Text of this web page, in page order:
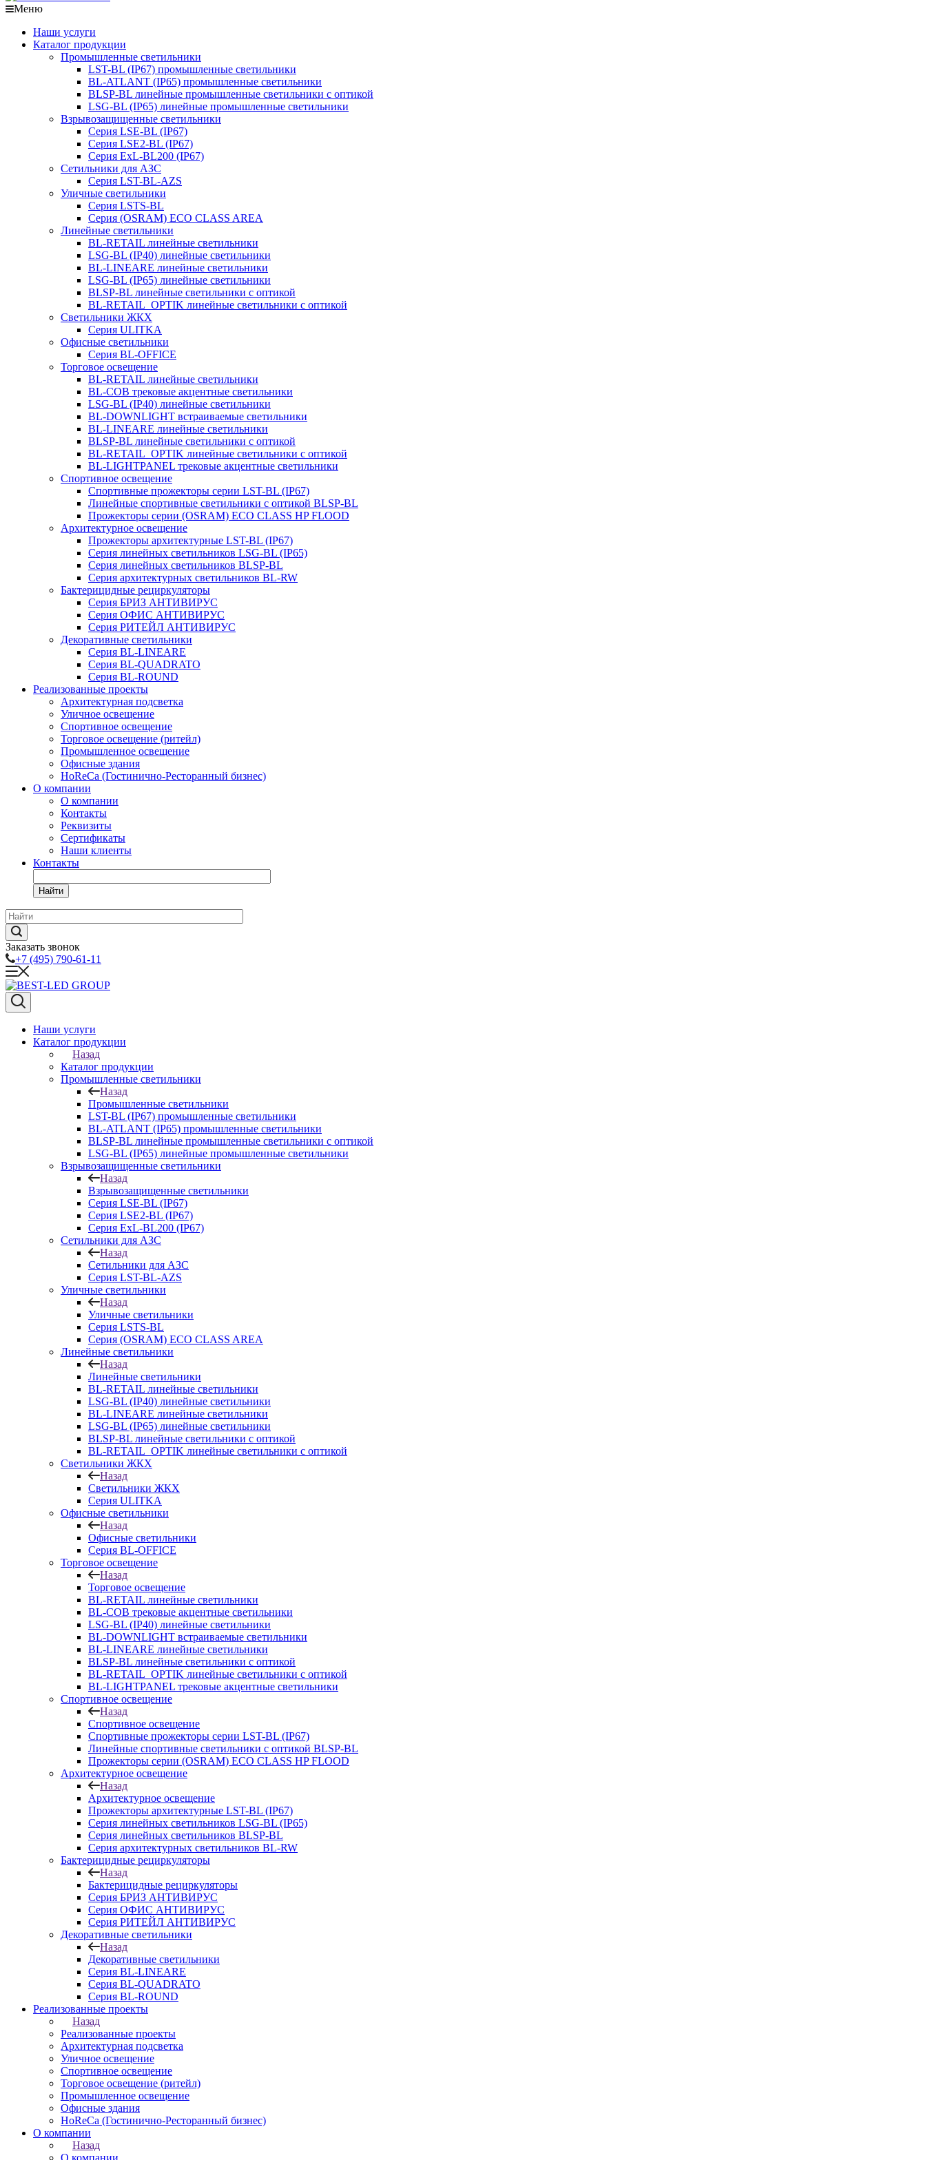
Меню
Наши услуги
Каталог продукции
Промышленные светильники
LST-BL (IP67) промышленные светильники
BL-ATLANT (IP65) промышленные светильники
BLSP-BL линейные промышленные светильники с оптикой
LSG-BL (IP65) линейные промышленные светильники
Взрывозащищенные светильники
Серия LSE-BL (IP67)
Серия LSE2-BL (IP67)
Серия ExL-BL200 (IP67)
Сетильники для АЗС
Серия LST-BL-AZS
Уличные светильники
Серия LSTS-BL
Серия (ОSRAM) ECO CLASS AREA
Линейные светильники
BL-RETAIL линейные светильники
LSG-BL (IP40) линейные светильники
BL-LINEARE линейные светильники
LSG-BL (IP65) линейные светильники
BLSP-BL линейные светильники с оптикой
BL-RETAIL_OPTIK линейные светильники с оптикой
Светильники ЖКХ
Серия ULITKA
Офисные светильники
Серия BL-OFFICE
Торговое освещение
BL-RETAIL линейные светильники
BL-COB трековые акцентные светильники
LSG-BL (IP40) линейные светильники
BL-DOWNLIGHT встраиваемые светильники
BL-LINEARE линейные светильники
BLSP-BL линейные светильники с оптикой
BL-RETAIL_OPTIK линейные светильники с оптикой
BL-LIGHTPANEL трековые акцентные светильники
Спортивное освещение
Спортивные прожекторы серии LST-BL (IP67)
Линейные спортивные светильники с оптикой BLSP-BL
Прожекторы серии (OSRAM) ECO CLASS HP FLOOD
Архитектурное освещение
Прожекторы архитектурные LST-BL (IP67)
Серия линейных светильников LSG-BL (IP65)
Серия линейных светильников BLSP-BL
Серия архитектурных светильников BL-RW
Бактерицидные рециркуляторы
Серия БРИЗ АНТИВИРУС
Серия ОФИС АНТИВИРУС
Серия РИТЕЙЛ АНТИВИРУС
Декоративные светильники
Серия BL-LINEARE
Серия BL-QUADRATO
Серия BL-ROUND
Реализованные проекты
Архитектурная подсветка
Уличное освещение
Спортивное освещение
Торговое освещение (ритейл)
Промышленное освещение
Офисные здания
HoReCa (Гостинично-Ресторанный бизнес)
О компании
О компании
Контакты
Реквизиты
Сертификаты
Наши клиенты
Контакты
Найти
Заказать звонок
+7 (495) 790-61-11
Наши услуги
Каталог продукции
Назад
Каталог продукции
Промышленные светильники
Назад
Промышленные светильники
LST-BL (IP67) промышленные светильники
BL-ATLANT (IP65) промышленные светильники
BLSP-BL линейные промышленные светильники с оптикой
LSG-BL (IP65) линейные промышленные светильники
Взрывозащищенные светильники
Назад
Взрывозащищенные светильники
Серия LSE-BL (IP67)
Серия LSE2-BL (IP67)
Серия ExL-BL200 (IP67)
Сетильники для АЗС
Назад
Сетильники для АЗС
Серия LST-BL-AZS
Уличные светильники
Назад
Уличные светильники
Серия LSTS-BL
Серия (ОSRAM) ECO CLASS AREA
Линейные светильники
Назад
Линейные светильники
BL-RETAIL линейные светильники
LSG-BL (IP40) линейные светильники
BL-LINEARE линейные светильники
LSG-BL (IP65) линейные светильники
BLSP-BL линейные светильники с оптикой
BL-RETAIL_OPTIK линейные светильники с оптикой
Светильники ЖКХ
Назад
Светильники ЖКХ
Серия ULITKA
Офисные светильники
Назад
Офисные светильники
Серия BL-OFFICE
Торговое освещение
Назад
Торговое освещение
BL-RETAIL линейные светильники
BL-COB трековые акцентные светильники
LSG-BL (IP40) линейные светильники
BL-DOWNLIGHT встраиваемые светильники
BL-LINEARE линейные светильники
BLSP-BL линейные светильники с оптикой
BL-RETAIL_OPTIK линейные светильники с оптикой
BL-LIGHTPANEL трековые акцентные светильники
Спортивное освещение
Назад
Спортивное освещение
Спортивные прожекторы серии LST-BL (IP67)
Линейные спортивные светильники с оптикой BLSP-BL
Прожекторы серии (OSRAM) ECO CLASS HP FLOOD
Архитектурное освещение
Назад
Архитектурное освещение
Прожекторы архитектурные LST-BL (IP67)
Серия линейных светильников LSG-BL (IP65)
Серия линейных светильников BLSP-BL
Серия архитектурных светильников BL-RW
Бактерицидные рециркуляторы
Назад
Бактерицидные рециркуляторы
Серия БРИЗ АНТИВИРУС
Серия ОФИС АНТИВИРУС
Серия РИТЕЙЛ АНТИВИРУС
Декоративные светильники
Назад
Декоративные светильники
Серия BL-LINEARE
Серия BL-QUADRATO
Серия BL-ROUND
Реализованные проекты
Назад
Реализованные проекты
Архитектурная подсветка
Уличное освещение
Спортивное освещение
Торговое освещение (ритейл)
Промышленное освещение
Офисные здания
HoReCa (Гостинично-Ресторанный бизнес)
О компании
Назад
О компании